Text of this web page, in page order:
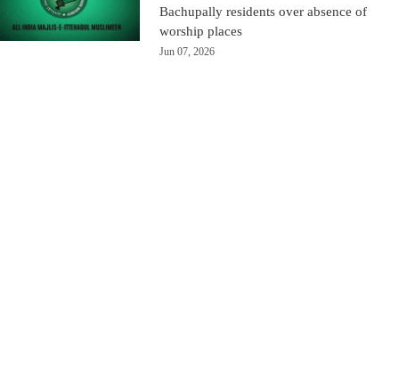
Bachupally residents over absence of
worship places
Jun 07, 2026